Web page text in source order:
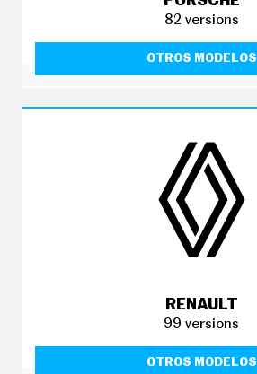
82 versions
OTROS MODELOS
RENAULT
99 versions
OTROS MODELOS